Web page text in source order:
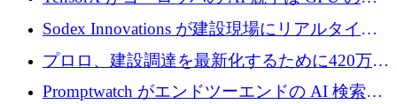
有者によって決まると考える理由
Sodex Innovations が建設現場にリアルタイム
のインテリジェンスをもたらすために 400 万
ユーロを確保
プロロ、建設調達を最新化するために420万ポ
ンドを調達
Promptwatch がエンドツーエンドの AI 検索最